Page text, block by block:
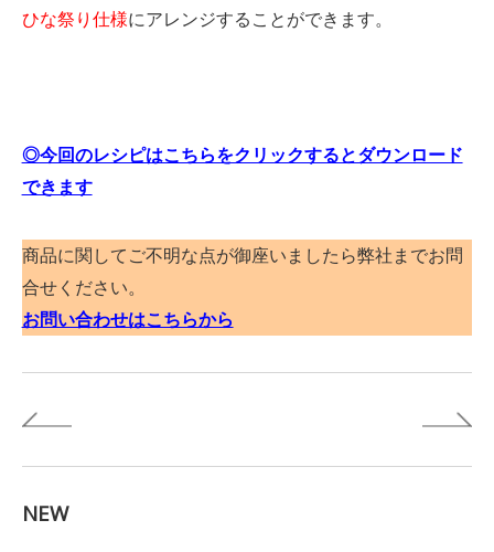
ひな祭り仕様にアレンジすることができます。
◎今回のレシピはこちらをクリックするとダウンロード
できます
商品に関してご不明な点が御座いましたら弊社までお問
合せください。
お問い合わせはこちらから
NEW